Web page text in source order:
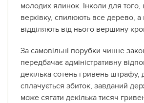
молодих ялинок. Інколи для
верхівку, спилюють все дерево, а
відділяють від нього вершину
За самовільні порубки чинне
передбачає адміністративну
декілька сотень гривень штрафу,
сплачується збиток, завданий
може сягати декілька тисяч